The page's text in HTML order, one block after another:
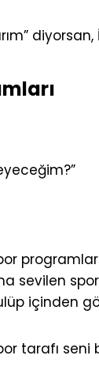
diyorsan,
sevilen
içinden
tarafı